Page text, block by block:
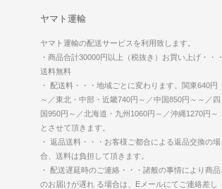
ヤマト運輸
ヤマト運輸の配送サービスを利用致します。
・商品合計30000円以上（税抜き）お買い上げ・・・
送料無料
・ 配送料・・・地域ごとに変わります。関東640円
～／東北・中部・近畿740円～／中国850円～～／四
国950円～／北海道・九州1060円～／沖縄1270円～
とさせて頂きます。
・ 返品送料・・・お客様ご都合による返品交換の場
合、送料は負担して頂きます。
・ 配送遅延時のご連絡・・・諸般の事情により商品
のお届けが遅れ る場合は、Eメールにてご連絡差し